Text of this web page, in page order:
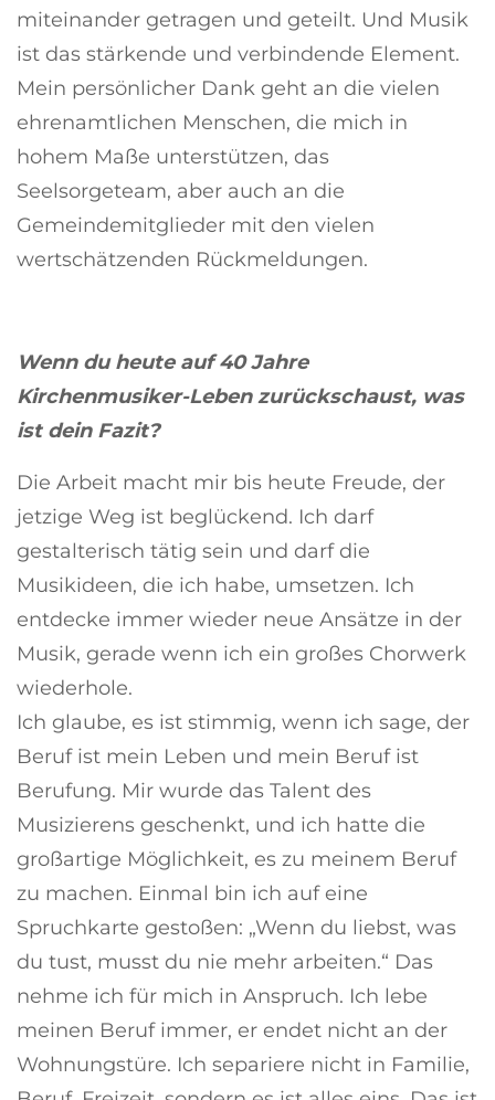
miteinander getragen und geteilt. Und Musik
ist das stärkende und verbindende Element.
Mein persönlicher Dank geht an die vielen
ehrenamtlichen Menschen, die mich in
hohem Maße unterstützen, das
Seelsorgeteam, aber auch an die
Gemeindemitglieder mit den vielen
wertschätzenden Rückmeldungen.
Wenn du heute auf 40 Jahre
Kirchenmusiker-Leben zurückschaust, was
ist dein Fazit?
Die Arbeit macht mir bis heute Freude, der
jetzige Weg ist beglückend. Ich darf
gestalterisch tätig sein und darf die
Musikideen, die ich habe, umsetzen. Ich
entdecke immer wieder neue Ansätze in der
Musik, gerade wenn ich ein großes Chorwerk
wiederhole.
Ich glaube, es ist stimmig, wenn ich sage, der
Beruf ist mein Leben und mein Beruf ist
Berufung. Mir wurde das Talent des
Musizierens geschenkt, und ich hatte die
großartige Möglichkeit, es zu meinem Beruf
zu machen. Einmal bin ich auf eine
Spruchkarte gestoßen: „Wenn du liebst, was
du tust, musst du nie mehr arbeiten.“ Das
nehme ich für mich in Anspruch. Ich lebe
meinen Beruf immer, er endet nicht an der
Wohnungstüre. Ich separiere nicht in Familie,